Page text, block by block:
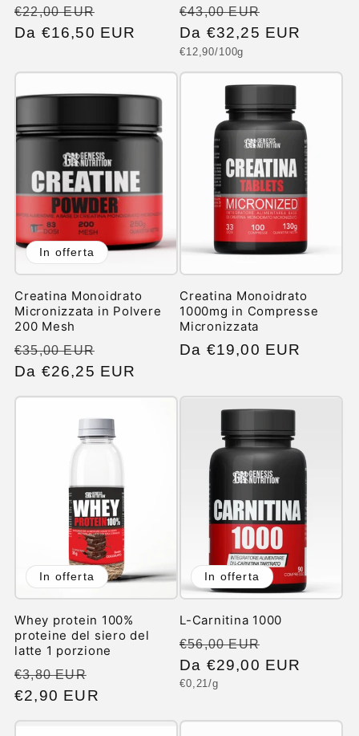
Prezzo
di
€22,00 EUR
scontato
Da €16,50 EUR
Prezzo
di
listino
€43,00 EUR
scontato
Da €32,25 EUR
Prezzo
€12,90/100g
In offerta
Creatina Monoidrato
Micronizzata in Polvere
200 Mesh
Prezzo
di
listino
€35,00 EUR
scontato
Da €26,25 EUR
Creatina Monoidrato
1000mg in Compresse
Micronizzata
Prezzo
listino
Da €19,00 EUR
In offerta
Whey protein 100%
proteine del siero del
latte 1 porzione
Prezzo
di
listino
€3,80 EUR
scontato
€2,90 EUR
In offerta
L-Carnitina 1000
Prezzo
di
listino
€56,00 EUR
scontato
Da €29,00 EUR
Prezzo
€0,21/g